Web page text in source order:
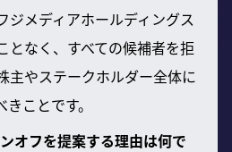
ジメディアホールディングス
となく、すべての候補者を拒
主やステークホルダー全体に
ことです。
オフを提案する理由は何で